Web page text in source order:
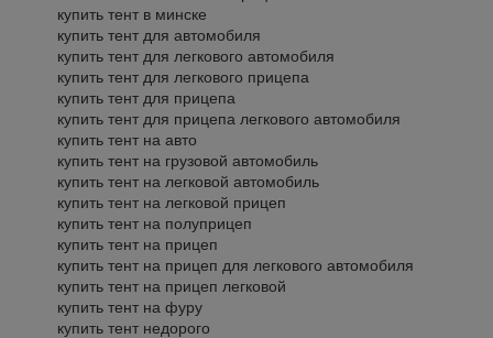
купить тент в минске
купить тент для автомобиля
купить тент для легкового автомобиля
купить тент для легкового прицепа
купить тент для прицепа
купить тент для прицепа легкового автомобиля
купить тент на авто
купить тент на грузовой автомобиль
купить тент на легковой автомобиль
купить тент на легковой прицеп
купить тент на полуприцеп
купить тент на прицеп
купить тент на прицеп для легкового автомобиля
купить тент на прицеп легковой
купить тент на фуру
купить тент недорого